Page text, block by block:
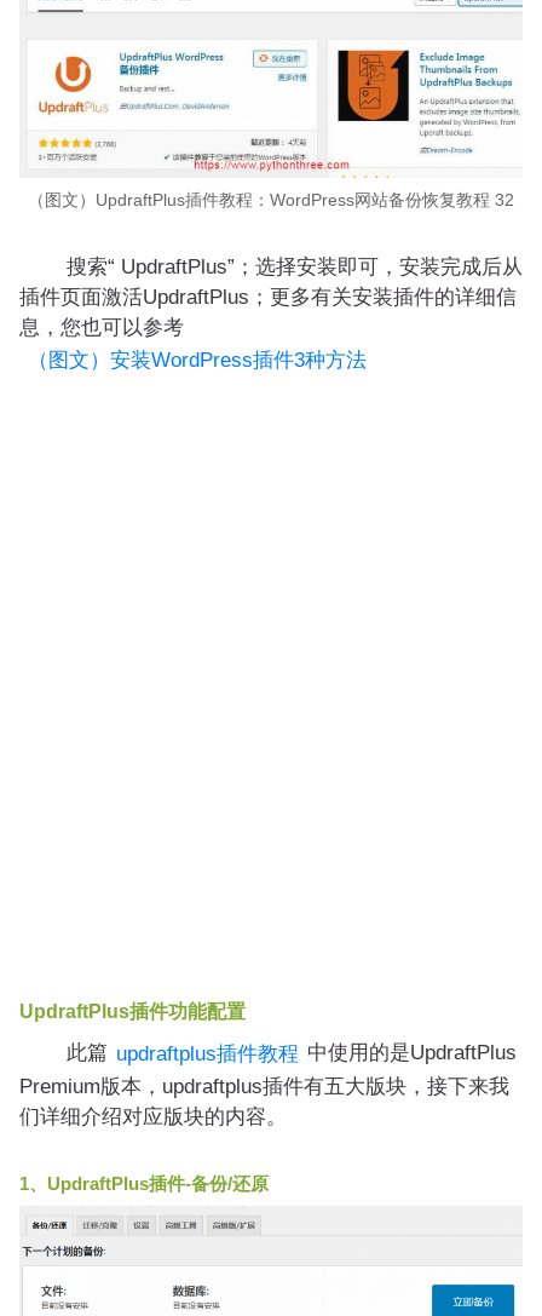
（图文）UpdraftPlus插件教程：WordPress网站备份恢复教程 32
搜索“ UpdraftPlus”；选择安装即可，安装完成后从
插件页面激活UpdraftPlus；更多有关安装插件的详细信
息，您也可以参考
（图文）安装WordPress插件3种方法
UpdraftPlus插件功能配置
此篇 updraftplus插件教程 中使用的是UpdraftPlus
Premium版本，updraftplus插件有五大版块，接下来我
们详细介绍对应版块的内容。
1、UpdraftPlus插件-备份/还原